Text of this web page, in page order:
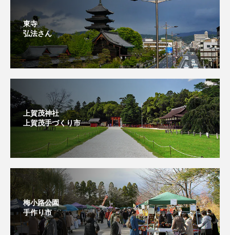
東寺
弘法さん
上賀茂神社
上賀茂手づくり市⁡
梅小路公園
手作り市